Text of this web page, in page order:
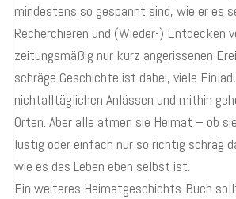
mindestens so gespannt sind, wie er es
Recherchieren und (Wieder-) Entdecken
zeitungsmäßig nur kurz angerissenen
schräge Geschichte ist dabei, viele
nichtalltäglichen Anlässen und mithin
Orten. Aber alle atmen sie Heimat – ob
lustig oder einfach nur so richtig schräg
wie es das Leben eben selbst ist.
Ein weiteres Heimatgeschichts-Buch